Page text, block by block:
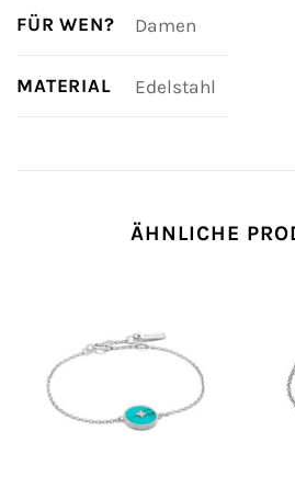
FÜR WEN? Damen
MATERIAL Edelstahl
ÄHNLICHE